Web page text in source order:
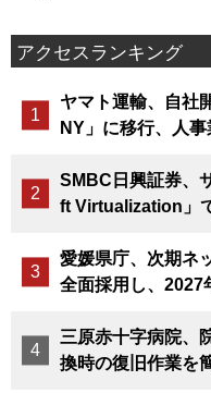
アクセスランキング
ヤマト運輸、自社
NY」に移行、人
SMBC日興証券、
ft Virtualization」
愛媛県庁、次期ネ
全面採用し、2027
三原赤十字病院、
換時の復旧作業を